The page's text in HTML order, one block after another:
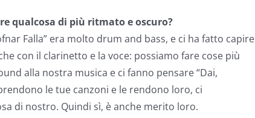
qualcosa di più ritmato e oscuro?
Falla” era molto drum and bass, e ci ha fatto capire
con il clarinetto e la voce: possiamo fare cose più
alla nostra musica e ci fanno pensare “Dai,
le tue canzoni e le rendono loro, ci
di nostro. Quindi sì, è anche merito loro.